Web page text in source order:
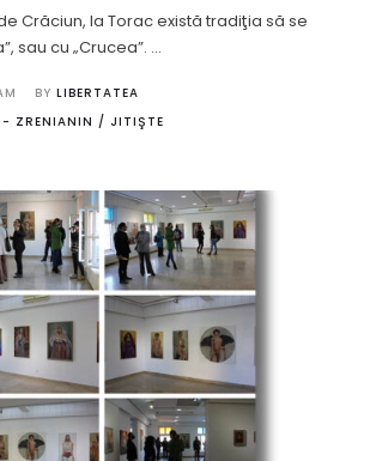
Crăciun, la Torac există tradiţia să se
sau cu „Crucea”. …
BY LIBERTATEA
- ZRENIANIN / JITIŞTE